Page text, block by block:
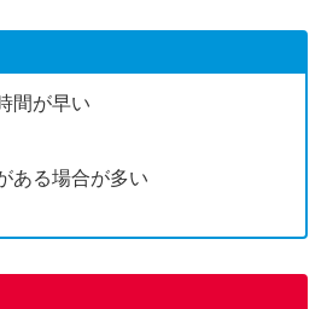
間が早い
ある場合が多い